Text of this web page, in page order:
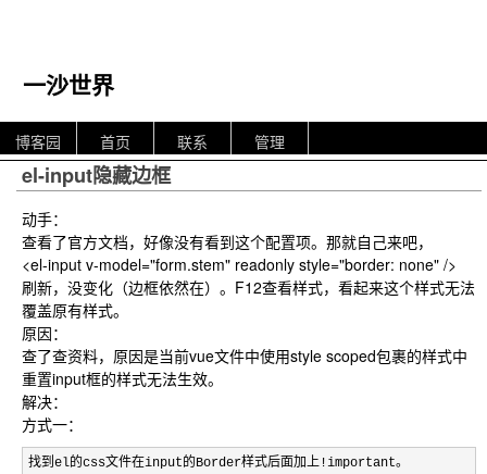
一沙世界
博客园 首页 联系 管理
el-input隐藏边框
动手：
查看了官方文档，好像没有看到这个配置项。那就自己来吧，
<el-input v-model="form.stem" readonly style="border: none" />
刷新，没变化（边框依然在）。F12查看样式，看起来这个样式无法
覆盖原有样式。
原因：
查了查资料，原因是当前vue文件中使用style scoped包裹的样式中
重置input框的样式无法生效。
解决：
方式一：
找到el的css文件在input的Border样式后面加上!important。